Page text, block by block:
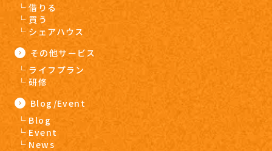
借りる
買う
シェアハウス
その他サービス
ライフプラン
研修
Blog/Event
Blog
Event
News